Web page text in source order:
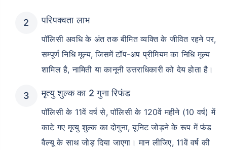
परिपक्वता लाभ
पॉलिसी अवधि के अंत तक बीमित व्यक्ति के जीवित रहने पर,
सम्पूर्ण निधि मूल्य, जिसमें टॉप-अप प्रीमियम का निधि मूल्य
शामिल है, नामिती या कानूनी उत्तराधिकारी को देय होता है।
मृत्यु शुल्क का 2 गुना रिफंड
पॉलिसी के 11वें वर्ष से, पॉलिसी के 120वें महीने (10 वर्ष) में
काटे गए मृत्यु शुल्क का दोगुना, यूनिट जोड़ने के रूप में फंड
वैल्यू के साथ जोड़ दिया जाएगा। मान लीजिए, 11वें वर्ष की
उम्र टर्म इंश्योरेंस प्रीमियम को
कैसे प्रभावित करती है